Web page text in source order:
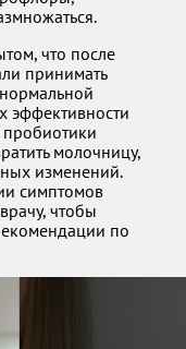
что после
принимать
пробиотики
молочницу,
изменений.
симптомов
чтобы
по